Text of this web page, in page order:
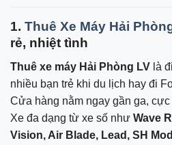
1. Thuê Xe Máy Hải
rẻ, nhiệt tình
Thuê xe máy Hải Phòng LV là
nhiều bạn trẻ khi du lịch hay đi
Cửa hàng nằm ngay gần ga,
Xe đa dạng từ xe số như Wave
Vision, Air Blade, Lead, SH